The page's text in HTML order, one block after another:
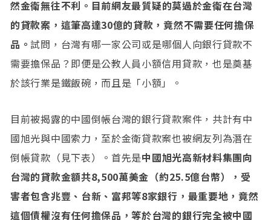
然金衛無往不利。 目前網友最質疑的莫過於金衛在台灣
的貸款案，這筆高達30億的貸款，竟然不需要任何擔保
品。試問，台灣有哪一家公司或是哪個人向銀行貸款不
需要擔保品？即便是公教人員小額信用貸款，也是奠基
於該行業是鐵飯碗，而且是「小額」。
目前被揭露的中國倒帳台灣的銀行貸款案件，共計有中
國旭光與中國索力，至於金衛貸款案也被網友列為潛在
倒帳貸款（見下表）。首先是中國旭光高新材料集團向
台灣的貸款金額共8,500萬美金（約25.5億台幣），受
害者包含兆豐、台新、富邦等8家銀行，最重要地，竟然
這個債權沒有任何擔保品，等於台灣的銀行完全被中國